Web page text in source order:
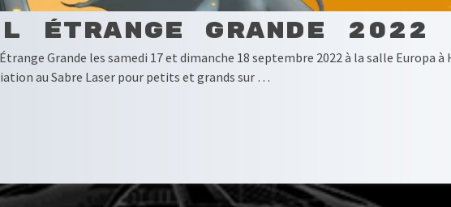
Étrange Grande 2022
Grande les samedi 17 et dimanche 18 septembre 2022 à la salle Europa à
au Sabre Laser pour petits et grands sur …